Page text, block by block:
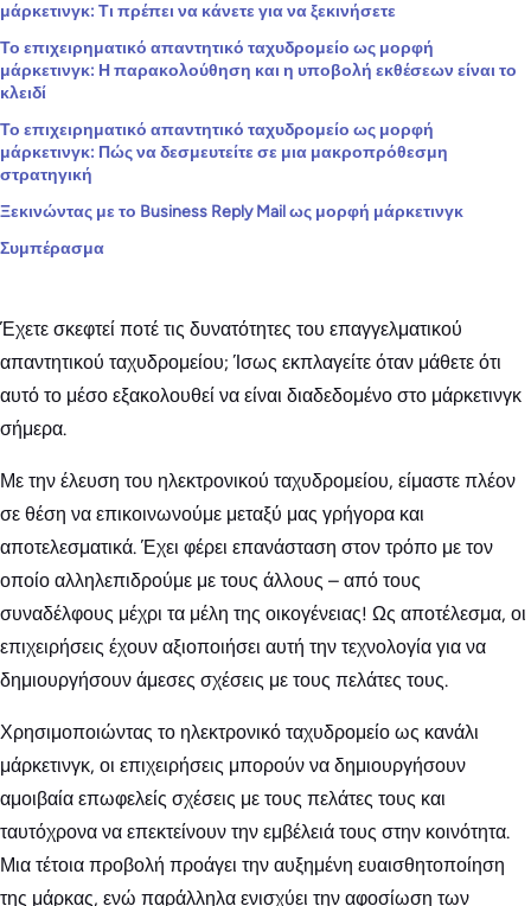
μάρκετινγκ: Τι πρέπει να κάνετε για να ξεκινήσετε
Το επιχειρηματικό απαντητικό ταχυδρομείο ως μορφή
μάρκετινγκ: Η παρακολούθηση και η υποβολή εκθέσεων είναι το
κλειδί
Το επιχειρηματικό απαντητικό ταχυδρομείο ως μορφή
μάρκετινγκ: Πώς να δεσμευτείτε σε μια μακροπρόθεσμη
στρατηγική
Ξεκινώντας με το Business Reply Mail ως μορφή μάρκετινγκ
Συμπέρασμα
Έχετε σκεφτεί ποτέ τις δυνατότητες του επαγγελματικού
απαντητικού ταχυδρομείου; Ίσως εκπλαγείτε όταν μάθετε ότι
αυτό το μέσο εξακολουθεί να είναι διαδεδομένο στο μάρκετινγκ
σήμερα.
Με την έλευση του ηλεκτρονικού ταχυδρομείου, είμαστε πλέον
σε θέση να επικοινωνούμε μεταξύ μας γρήγορα και
αποτελεσματικά. Έχει φέρει επανάσταση στον τρόπο με τον
οποίο αλληλεπιδρούμε με τους άλλους – από τους
συναδέλφους μέχρι τα μέλη της οικογένειας! Ως αποτέλεσμα, οι
επιχειρήσεις έχουν αξιοποιήσει αυτή την τεχνολογία για να
δημιουργήσουν άμεσες σχέσεις με τους πελάτες τους.
Χρησιμοποιώντας το ηλεκτρονικό ταχυδρομείο ως κανάλι
μάρκετινγκ, οι επιχειρήσεις μπορούν να δημιουργήσουν
αμοιβαία επωφελείς σχέσεις με τους πελάτες τους και
ταυτόχρονα να επεκτείνουν την εμβέλειά τους στην κοινότητα.
Μια τέτοια προβολή προάγει την αυξημένη ευαισθητοποίηση
της μάρκας, ενώ παράλληλα ενισχύει την αφοσίωση των